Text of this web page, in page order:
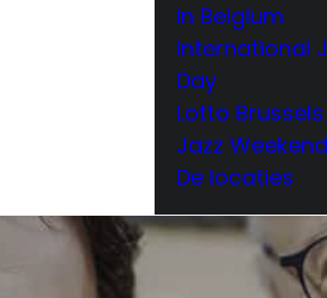
in Belgium
International
Day
Lotto Brussels
Jazz
De locaties